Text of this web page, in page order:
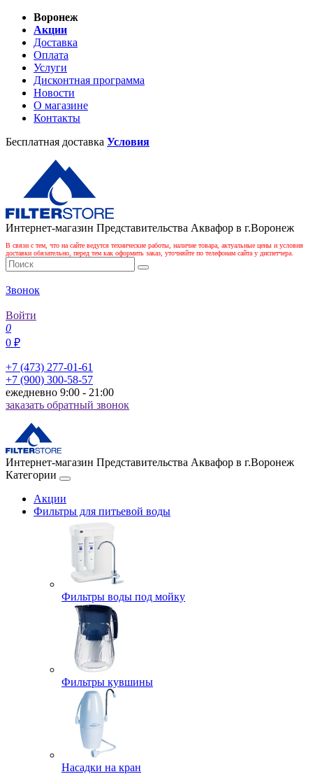
Воронеж
Акции
Доставка
Оплата
Услуги
Дисконтная программа
Новости
О магазине
Контакты
Бесплатная доставка Условия
Интернет-магазин Представительства Аквафор в г.Воронеж
В связи с тем, что на сайте ведутся технические работы, наличие товара, актуальные цены и условия
доставки обязательно, перед тем как оформить заказ, уточняйте по телефонам сайта у диспетчера.
Звонок
Войти
0
0 ₽
+7 (473) 277-01-61
+7 (900) 300-58-57
ежедневно 9:00 - 21:00
заказать обратный звонок
Интернет-магазин Представительства Аквафор в г.Воронеж
Категории
Акции
Фильтры для питьевой воды
Фильтры воды под мойку
Фильтры кувшины
Насадки на кран